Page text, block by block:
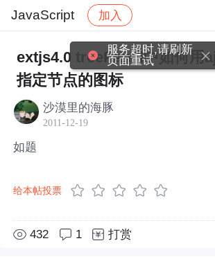
JavaScript 加入
社区 JavaScript 帖子详情
extjs4.0 treePanel中如何用
指定节点的图标
沙漠里的海豚
2011-12-19
如题
给本帖投票
432 1 打赏
服务超时,请刷新
页面重试